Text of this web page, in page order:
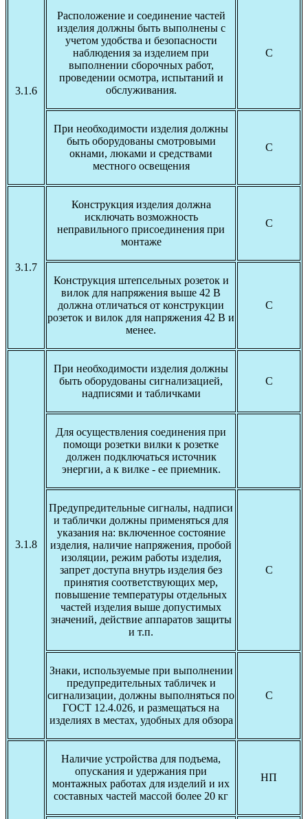
3.1.6
Расположение и соединение частей
изделия должны быть выполнены с
учетом удобства и безопасности
наблюдения за изделием при
выполнении сборочных работ,
проведении осмотра, испытаний и
обслуживания.
С
При необходимости изделия должны
быть оборудованы смотровыми
окнами, люками и средствами
местного освещения
С
3.1.7
Конструкция изделия должна
исключать возможность
неправильного присоединения при
монтаже
С
Конструкция штепсельных розеток и
вилок для напряжения выше 42 В
должна отличаться от конструкции
розеток и вилок для напряжения 42 В и
менее.
С
3.1.8
При необходимости изделия должны
быть оборудованы сигнализацией,
надписями и табличками
С
Для осуществления соединения при
помощи розетки вилки к розетке
должен подключаться источник
энергии, а к вилке - ее приемник.
Предупредительные сигналы, надписи
и таблички должны применяться для
указания на: включенное состояние
изделия, наличие напряжения, пробой
изоляции, режим работы изделия,
запрет доступа внутрь изделия без
принятия соответствующих мер,
повышение температуры отдельных
частей изделия выше допустимых
значений, действие аппаратов защиты
и т.п.
С
Знаки, используемые при выполнении
предупредительных табличек и
сигнализации, должны выполняться по
ГОСТ 12.4.026, и размещаться на
изделиях в местах, удобных для обзора
С
Наличие устройства для подъема,
опускания и удержания при
монтажных работах для изделий и их
составных частей массой более 20 кг
НП